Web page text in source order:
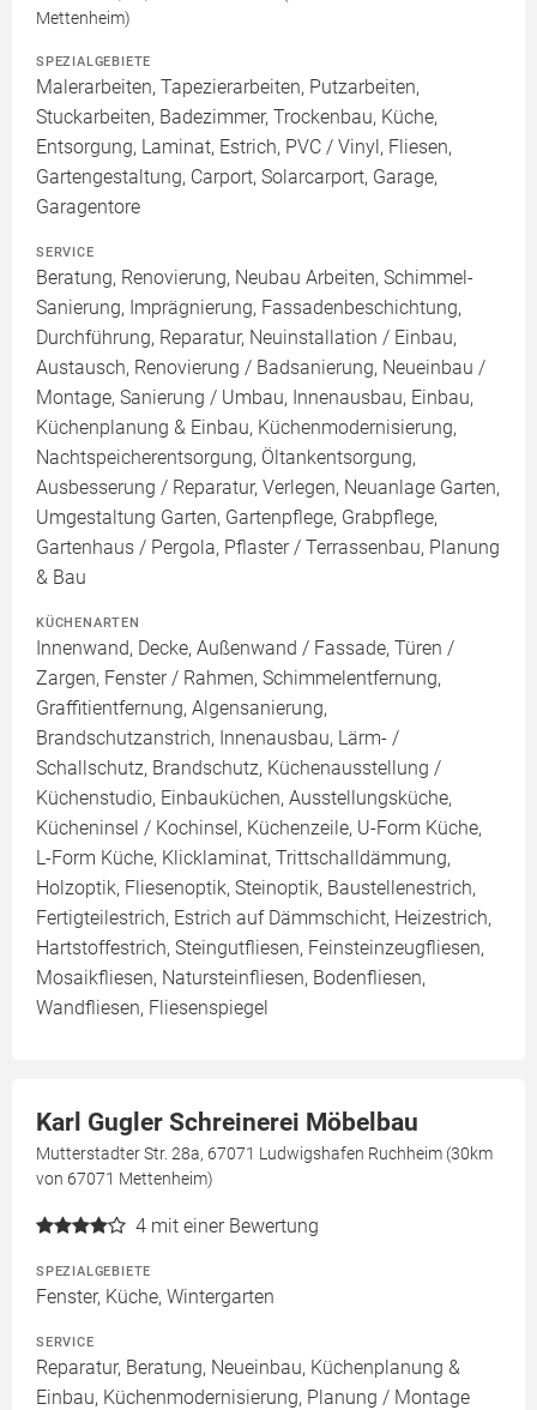
Mettenheim)
SPEZIALGEBIETE
Malerarbeiten, Tapezierarbeiten, Putzarbeiten,
Stuckarbeiten, Badezimmer, Trockenbau, Küche,
Entsorgung, Laminat, Estrich, PVC / Vinyl, Fliesen,
Gartengestaltung, Carport, Solarcarport, Garage,
Garagentore
SERVICE
Beratung, Renovierung, Neubau Arbeiten, Schimmel-
Sanierung, Imprägnierung, Fassadenbeschichtung,
Durchführung, Reparatur, Neuinstallation / Einbau,
Austausch, Renovierung / Badsanierung, Neueinbau /
Montage, Sanierung / Umbau, Innenausbau, Einbau,
Küchenplanung & Einbau, Küchenmodernisierung,
Nachtspeicherentsorgung, Öltankentsorgung,
Ausbesserung / Reparatur, Verlegen, Neuanlage Garten,
Umgestaltung Garten, Gartenpflege, Grabpflege,
Gartenhaus / Pergola, Pflaster / Terrassenbau, Planung
& Bau
KÜCHENARTEN
Innenwand, Decke, Außenwand / Fassade, Türen /
Zargen, Fenster / Rahmen, Schimmelentfernung,
Graffitientfernung, Algensanierung,
Brandschutzanstrich, Innenausbau, Lärm- /
Schallschutz, Brandschutz, Küchenausstellung /
Küchenstudio, Einbauküchen, Ausstellungsküche,
Kücheninsel / Kochinsel, Küchenzeile, U-Form Küche,
L-Form Küche, Klicklaminat, Trittschalldämmung,
Holzoptik, Fliesenoptik, Steinoptik, Baustellenestrich,
Fertigteilestrich, Estrich auf Dämmschicht, Heizestrich,
Hartstoffestrich, Steingutfliesen, Feinsteinzeugfliesen,
Mosaikfliesen, Natursteinfliesen, Bodenfliesen,
Wandfliesen, Fliesenspiegel
Karl Gugler Schreinerei Möbelbau
Mutterstadter Str. 28a, 67071 Ludwigshafen Ruchheim (30km
von 67071 Mettenheim)
4 mit einer Bewertung
SPEZIALGEBIETE
Fenster, Küche, Wintergarten
SERVICE
Reparatur, Beratung, Neueinbau, Küchenplanung &
Einbau, Küchenmodernisierung, Planung / Montage